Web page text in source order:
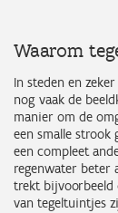
Waarom
In steden en
nog vaak de
manier om de
een smalle strook
een compleet
regenwater beter
trekt bijvoorbeeld
van tegeltuintjes